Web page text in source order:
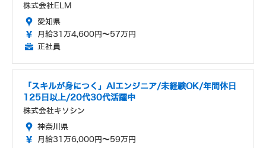
株式会社ELM
愛知県
月給31万4,600円～57万円
正社員
「スキルが身につく」AIエンジニア/未経験OK/年間休日
125日以上/20代30代活躍中
株式会社キソシン
神奈川県
月給31万6,000円～59万円